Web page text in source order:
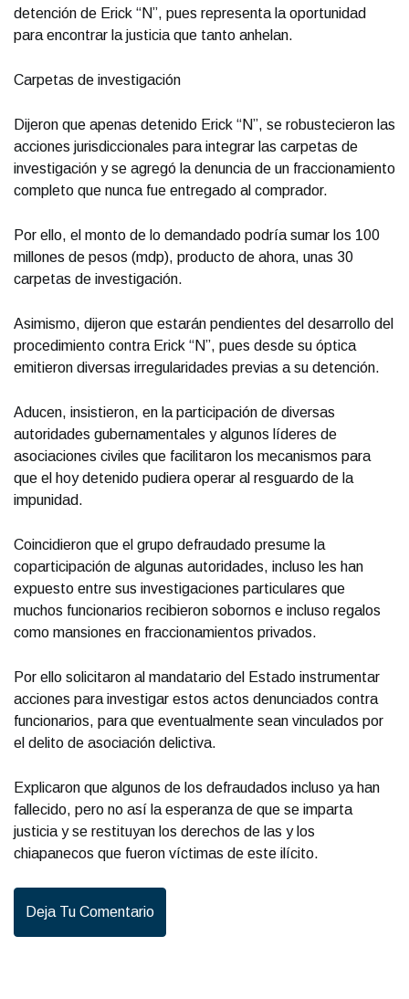
detención de Erick “N”, pues representa la oportunidad
para encontrar la justicia que tanto anhelan.
Carpetas de investigación
Dijeron que apenas detenido Erick “N”, se robustecieron las
acciones jurisdiccionales para integrar las carpetas de
investigación y se agregó la denuncia de un fraccionamiento
completo que nunca fue entregado al comprador.
Por ello, el monto de lo demandado podría sumar los 100
millones de pesos (mdp), producto de ahora, unas 30
carpetas de investigación.
Asimismo, dijeron que estarán pendientes del desarrollo del
procedimiento contra Erick “N”, pues desde su óptica
emitieron diversas irregularidades previas a su detención.
Aducen, insistieron, en la participación de diversas
autoridades gubernamentales y algunos líderes de
asociaciones civiles que facilitaron los mecanismos para
que el hoy detenido pudiera operar al resguardo de la
impunidad.
Coincidieron que el grupo defraudado presume la
coparticipación de algunas autoridades, incluso les han
expuesto entre sus investigaciones particulares que
muchos funcionarios recibieron sobornos e incluso regalos
como mansiones en fraccionamientos privados.
Por ello solicitaron al mandatario del Estado instrumentar
acciones para investigar estos actos denunciados contra
funcionarios, para que eventualmente sean vinculados por
el delito de asociación delictiva.
Explicaron que algunos de los defraudados incluso ya han
fallecido, pero no así la esperanza de que se imparta
justicia y se restituyan los derechos de las y los
chiapanecos que fueron víctimas de este ilícito.
Deja Tu Comentario